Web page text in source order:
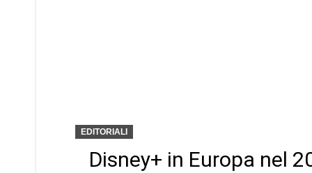
EDITORIALI
Disney+ in Europa nel